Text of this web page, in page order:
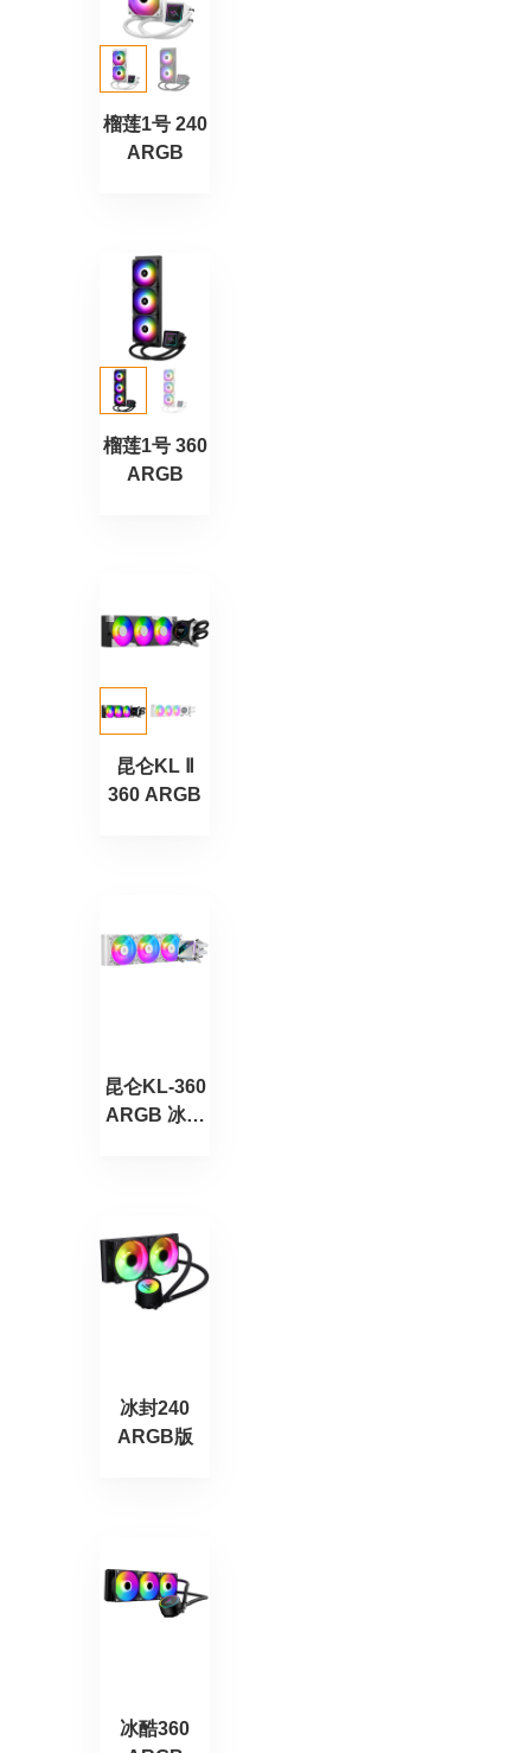
榴莲1号 240
ARGB
榴莲1号 360
ARGB
昆仑KL Ⅱ
360 ARGB
昆仑KL-360
ARGB 冰山
冰封240
ARGB版
冰酷360